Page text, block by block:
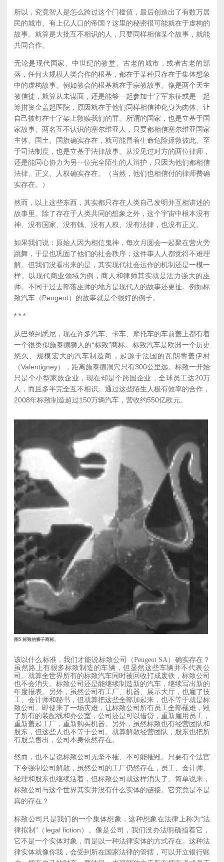
所以，究竟智人是怎么跨过这个门槛值，最后创造出了有数万居
民的城市、有上亿人口的帝国？这里的秘密很可能就在于虚构的
故事。就算是大批互不相识的人，只要同样相信某个故事，就能
共同合作。
无论是现代国家、中世纪的教堂、古老的城市，或者古老的部
落，任何大规模人类合作的根基，都在于某种只存在于集体想象
中的虚构故事。例如教会的根基就在于宗教故事。像是两个天主
教信徒，就算从未谋面，还是能够一起参加十字军东征或是一起
筹措资金盖起医院，原因就在于他们同样相信神化身为肉体、让
自己被钉在十字架上救赎我们的罪。所谓的国家，也是立基于国
家故事。两名互不认识的塞尔维亚人，只要都相信塞尔维亚国家
主体、国土、国旗确实存在，就可能冒着生命危险拯救彼此。至
于司法制度，也是立基于法律故事。从没见过对方的两位律师，
还是能同心协力为另一位完全陌生的人辩护，只因为他们都相信
法律、正义、人权确实存在。（当然，他们也相信付的律师费确
实存在。）
然而，以上这些东西，其实都只存在人类自己发明并互相讲述的
故事里。除了存在于人类共同的想象之外，这个宇宙中根本没有
神、没有国家、没有钱、没有人权、没有法律，也没有正义。
如果我们说：原始人因为相信鬼神，每次月圆会一起聚在营火旁
跳舞，于是也巩固了他们的社会秩序；这件事人人都觉得不难理
解。但我们没看出来的是，其实现代社会运作的机制还是一模一
样。以现代商业领域为例，商人和律师其实就是法力强大的巫
师。不同于过去部落巫师的地方是现代人的故事还更扯。例如标
致汽车（Peugeot）的故事就是个很好的例子。
* * *
从巴黎到悉尼，现在许多汽车、卡车、摩托车的车前盖上都有着
一个很类似施泰德狮人的“标致”商标。标致汽车是欧洲一个历史
悠久、规模宏大的汽车制造商，起源于法国的瓦朗蒂盖伊村
（Valentigney），距离施泰德洞穴只有300公里远。标致一开始
只是个小型家族企业，现在却是个跨国企业，全球员工达20万
人，而且多半完全互不相识。通过这些陌生人极有效率的合作，
2008年标致制造超过150万辆汽车，营收约550亿欧元。
图5 标致的狮子商标。
该以什么标准，我们才能说标致公司（Peugeot SA）确实存在？
虽然路上有很多标致制造的车辆，但显然这些车辆并不代表公
司。就算全世界所有的标致汽车同时被回收打成废铁，标致公司
也不会消失。标致公司还是能继续制造新的汽车，继续写出新的
年度报表。另外，虽然公司有工厂、机器、展示大厅，也雇了技
工、会计师和秘书，但就算把这些全部加起来，也不等于就是标
致公司。即使来了一场灾难，让标致公司所有员工全部罹难，毁
了所有的装配线和办公室，公司还是可以借贷，重新雇用员工，
重新盖起工厂，重新购买机器。另外，虽然标致也有经营团队和
股东，但这些人也不等于公司。就算解散经营团队，股东也把所
有股票售出，公司本身依然存在。
然而，也不是说标致公司无坚不摧、不可能摧毁。只要有个法官
下令强制公司解散，虽然公司的工厂仍然存在，员工、会计师、
经理和股东也继续活着，但标致公司就这样消失了。简单说来，
标致公司与这个世界其实并没有什么实体的链接。它究竟是不是
真的存在？
标致公司只是我们的一个集体想象，这种想象在法律上称为“法
律拟制”（legal fiction）。像是公司，我们没办法明确指着它，
它不是一个实体对象，而是以一种法律实体的方式存在。这种法
律实体就像你我，会受到所在国家法律的管辖，可以开立银行账